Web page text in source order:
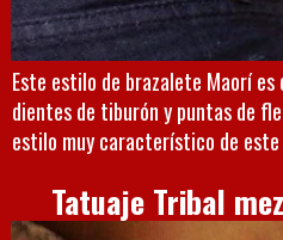
Este estilo de brazalete Maorí
dientes de tiburón y puntas de
estilo muy característico de
Tatuaje Tribal